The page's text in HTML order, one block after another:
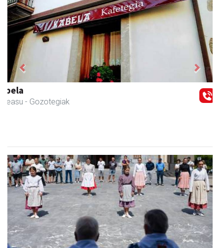
Javier Iraola harategia
Asteasu - Harategiak
Previous Next